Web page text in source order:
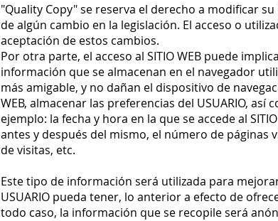
"Quality Copy" se reserva el derecho a modificar
de algún cambio en la legislación. El acceso o
aceptación de estos cambios.
Por otra parte, el acceso al SITIO WEB puede
información que se almacenan en el navegador
más amigable, y no dañan el dispositivo de
WEB, almacenar las preferencias del USUARIO,
ejemplo: la fecha y hora en la que se accede al
antes y después del mismo, el número de páginas
de visitas, etc.
Este tipo de información será utilizada para
USUARIO pueda tener, lo anterior a efecto de
todo caso, la información que se recopile será